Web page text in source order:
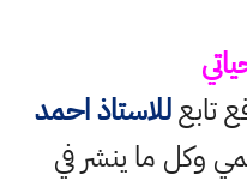
تابعللاستاذ احمد
وكل ما ينشر في